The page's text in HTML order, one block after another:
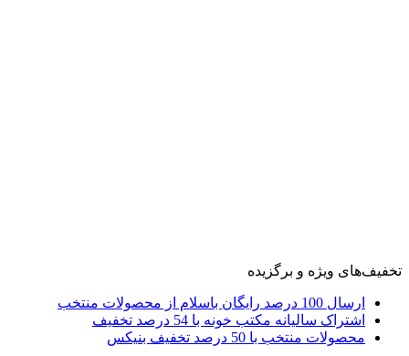
تخفیف‌های ویژه و برگزیده
ارسال 100 درصد رایگان باسلام از محصولات منتخب
اشتراک سالیانه مکتب خونه با 54 درصد تخفیف
محصولات منتخب با 50 درصد تخفیف بنیکس